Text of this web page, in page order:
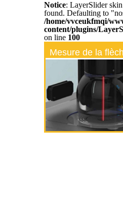
Notice: LayerSlider
found. Defaulting to
/home/vvceukfmqi/
content/plugins/
on line 100
Mesure de la